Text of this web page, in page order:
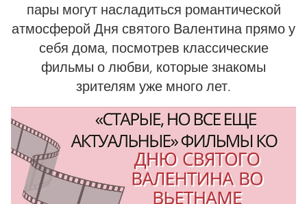
пары могут насладиться романтической
атмосферой Дня святого Валентина прямо у
себя дома, посмотрев классические
фильмы о любви, которые знакомы
зрителям уже много лет.